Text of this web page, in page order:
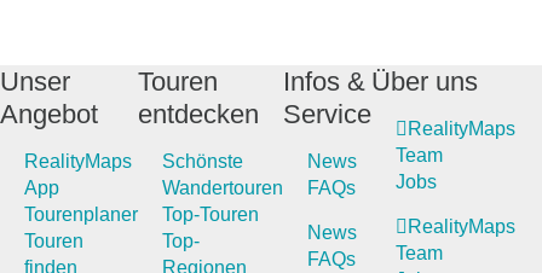
Unser
Angebot
RealityMaps
App
Tourenplaner
Touren
finden
Touren
entdecken
Schönste
Wandertouren
Top-Touren
Top-
Regionen
Infos &
Service
News
FAQs
News
FAQs
Über uns
RealityMaps
Team
Jobs
RealityMaps
Team